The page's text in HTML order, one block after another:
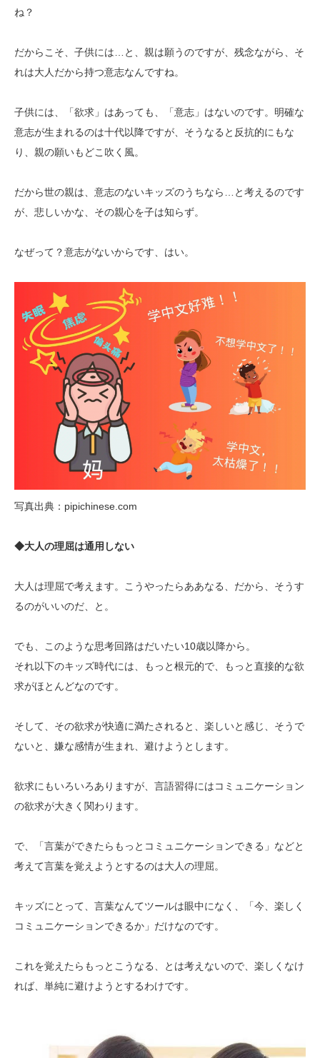
ね？
だからこそ、子供には…と、親は願うのですが、残念ながら、そ
れは大人だから持つ意志なんですね。
子供には、「欲求」はあっても、「意志」はないのです。明確な
意志が生まれるのは十代以降ですが、そうなると反抗的にもな
り、親の願いもどこ吹く風。
だから世の親は、意志のないキッズのうちなら…と考えるのです
が、悲しいかな、その親心を子は知らず。
なぜって？意志がないからです、はい。
写真出典：pipichinese.com
◆大人の理屈は通用しない
大人は理屈で考えます。こうやったらああなる、だから、そうす
るのがいいのだ、と。
でも、このような思考回路はだいたい10歳以降から。
それ以下のキッズ時代には、もっと根元的で、もっと直接的な欲
求がほとんどなのです。
そして、その欲求が快適に満たされると、楽しいと感じ、そうで
ないと、嫌な感情が生まれ、避けようとします。
欲求にもいろいろありますが、言語習得にはコミュニケーション
の欲求が大きく関わります。
で、「言葉ができたらもっとコミュニケーションできる」などと
考えて言葉を覚えようとするのは大人の理屈。
キッズにとって、言葉なんてツールは眼中になく、「今、楽しく
コミュニケーションできるか」だけなのです。
これを覚えたらもっとこうなる、とは考えないので、楽しくなけ
れば、単純に避けようとするわけです。